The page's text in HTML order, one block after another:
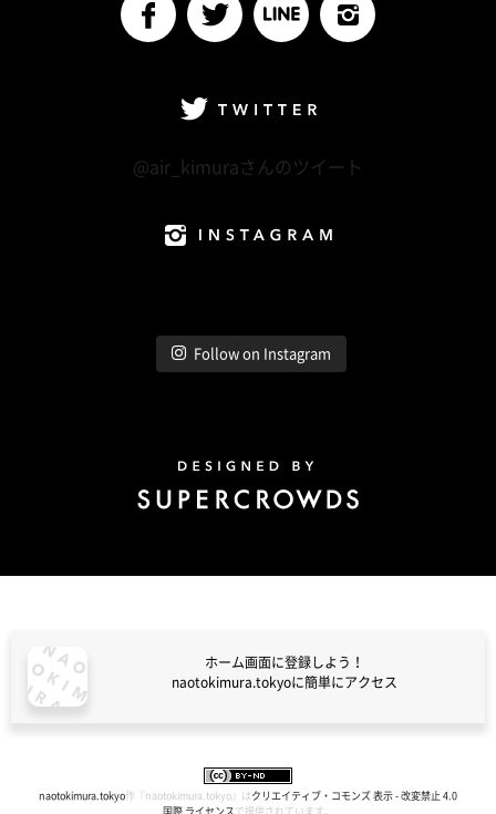
@air_kimuraさんのツイート
Follow on Instagram
ホーム画面に登録しよう！
naotokimura.tokyoに簡単にアクセス
naotokimura.tokyo作『 naotokimura.tokyo 』は クリエイティブ・コモンズ 表示 - 改変禁止 4.0
国際 ライセンス で提供されています。